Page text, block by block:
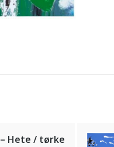
Hete / tørke